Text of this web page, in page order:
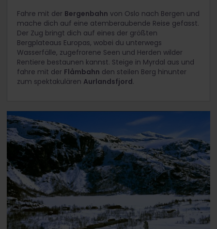
Fahre mit der Bergenbahn von Oslo nach Bergen und
mache dich auf eine atemberaubende Reise gefasst.
Der Zug bringt dich auf eines der größten
Bergplateaus Europas, wobei du unterwegs
Wasserfälle, zugefrorene Seen und Herden wilder
Rentiere bestaunen kannst. Steige in Myrdal aus und
fahre mit der Flåmbahn den steilen Berg hinunter
zum spektakulären Aurlandsfjord.